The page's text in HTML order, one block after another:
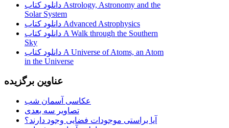
دانلود کتاب Astrology, Astronomy and the
Solar System
دانلود کتاب Advanced Astrophysics
دانلود کتاب A Walk through the Southern
Sky
دانلود کتاب A Universe of Atoms, an Atom
in the Universe
عناوین برگزیده
عکاسی آسمان شب
تصاویر سه بعدی
آیا براستی موجودات فضایی وجود دارند؟